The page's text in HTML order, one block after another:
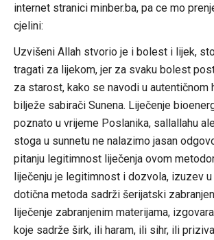
internet stranici minber.ba, pa ce mo
cjelini:
Uzvišeni Allah stvorio je i bolest i lijek,
tragati za lijekom, jer za svaku bolest
za starost, kako se navodi u autentičnom
bilježe sabirači Sunena. Liječenje
poznato u vrijeme Poslanika, sallallahu
stoga u sunnetu ne nalazimo jasan
pitanju legitimnost liječenja ovom
liječenju je legitimnost i dozvola, izuzev u
dotična metoda sadrži šerijatski
liječenje zabranjenim materijama,
koje sadrže širk, ili haram, ili sihr, ili